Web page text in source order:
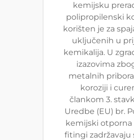
kemijsku
polipropilenski
korišten je za
uključenih u
kemikalija. U
izazovima
metalnih
koroziji i
člankom 3.
Uredbe (EU) br.
kemijski otporna
fitingi